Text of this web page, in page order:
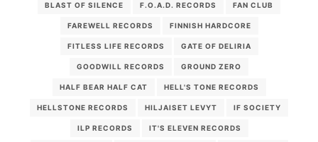
BLAST OF SILENCE F.O.A.D. RECORDS FAN CLUB
FAREWELL RECORDS FINNISH HARDCORE
FITLESS LIFE RECORDS GATE OF DELIRIA
GOODWILL RECORDS GROUND ZERO
HALF BEAR HALF CAT HELL'S TONE RECORDS
HELLSTONE RECORDS HILJAISET LEVYT IF SOCIETY
ILP RECORDS IT'S ELEVEN RECORDS